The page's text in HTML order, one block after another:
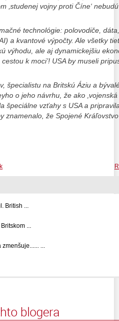
‚studenej vojny proti Číne‘
technológie: polovodiče,
a kvantové výpočty. Ale všetky
výhodu, ale aj dynamickejšiu
k moci’! USA by museli
špecialistu na Britskú Áziu a
o jeho návrhu, že ako
špeciálne vzťahy s USA a
znamenalo, že Spojené
British ...
...
...
blogera